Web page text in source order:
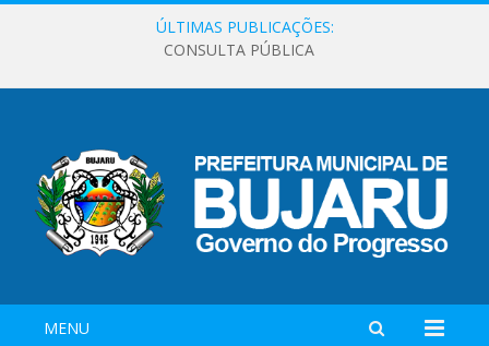
ÚLTIMAS PUBLICAÇÕES:
CONSULTA PÚBLICA
MENU